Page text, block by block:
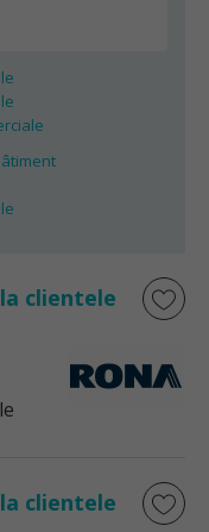
clientele
clientele